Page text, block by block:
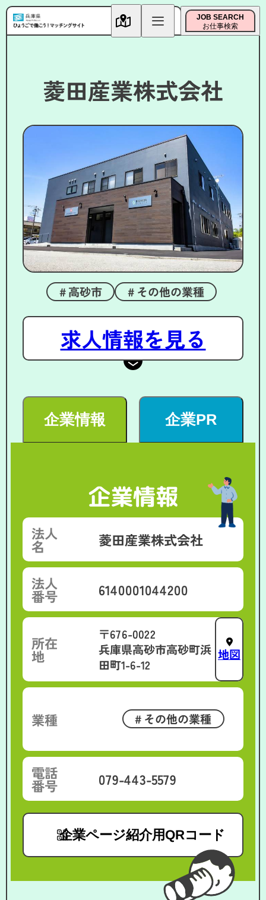
JOB SEARCH
お仕事検索
菱田産業株式会社
高砂市 その他の業種
求人情報を見る
企業情報 企業PR
企業情報
法人
名 菱田産業株式会社
法人
番号 6140001044200
所在
地
〒676-0022
兵庫県高砂市高砂町浜
田町1-6-12
地図
業種 その他の業種
電話
番号 079-443-5579
企業ページ紹介用QRコード